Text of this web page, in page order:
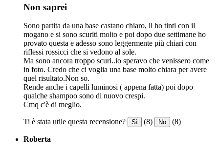
Non saprei
Sono partita da una base castano chiaro, li ho tinti con il
mogano e si sono scuriti molto e poi dopo due settimane ho
provato questa e adesso sono leggermente più chiari con
riflessi rossicci che si vedono al sole.
Ma sono ancora troppo scuri..io speravo che venissero come
in foto. Credo che ci voglia una base molto chiara per avere
quel risultato.Non so.
Rende anche i capelli luminosi ( appena fatta) poi dopo
qualche shampoo sono di nuovo crespi.
Cmq c'è di meglio.
Ti è stata utile questa recensione? Sì (8) No (8)
Roberta